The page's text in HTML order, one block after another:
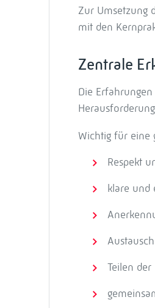
Zur Umsetzung
mit den
Zentrale
Die
Wichtig für eine
Respekt
klare und
Teilen